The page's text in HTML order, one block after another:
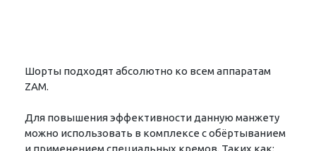
Шорты подходят абсолютно ко всем аппаратам
ZAM.
Для повышения эффективности данную манжету
можно использовать в комплексе с обёртыванием
и применением специальных кремов. Таких как: